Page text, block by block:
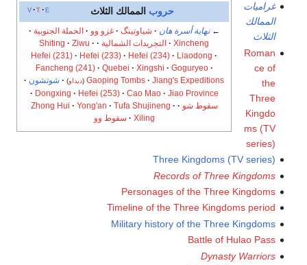
v t e حروب الممالك الثلاث
←نهاية أسرة هان شياوتينگ غزو وو
الحملة الجنوبية
Xincheng
التجريدات الشمالية Shiting
Ziwu
Hefei (231)
Hefei (233) Hefei (234)
Liaodong
Fancheng (241)
Quebei Xingshi
Goguryeo
Gaoping Tombs
Jiang's Expeditions
(ديداو)
شوتشون
Dongxing
Hefei (253) Cao Mao
Jiao Province
سقوط شو
Zhong Hui Yong'an
Tufa Shujineng
Xiling
سقوط وو
غراميات
الممالك
الثلاث
Roman
ce of
the
Three
Kingdo
ms (TV
series)
Three Kingdoms (TV series)
Records of Three Kingdoms
Personages of the Three Kingdoms
Timeline of the Three Kingdoms period
Military history of the Three Kingdoms
Battle of Hulao Pass
Dynasty Warriors